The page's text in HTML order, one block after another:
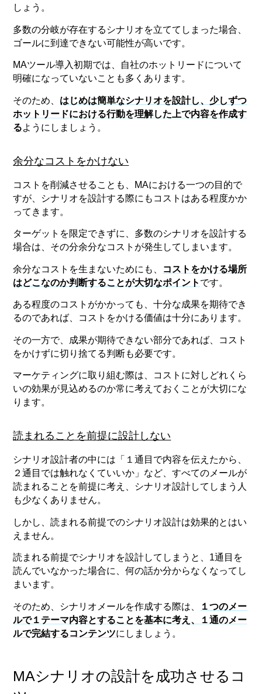
しょう。
多数の分岐が存在するシナリオを立ててしまった場合、
ゴールに到達できない可能性が高いです。
MAツール導入初期では、自社のホットリードについて
明確になっていないことも多くあります。
そのため、 はじめは簡単なシナリオを設計し、少しずつ
ホットリードにおける行動を理解した上で内容を作成す
るようにしましょう。
余分なコストをかけない
コストを削減させることも、MAにおける一つの目的で
すが、シナリオを設計する際にもコストはある程度かか
ってきます。
ターゲットを限定できずに、多数のシナリオを設計する
場合は、その分余分なコストが発生してしまいます。
余分なコストを生まないためにも、 コストをかける場所
はどこなのか判断することが大切なポイント です。
ある程度のコストがかかっても、十分な成果を期待でき
るのであれば、コストをかける価値は十分にあります。
その一方で、成果が期待できない部分であれば、コスト
をかけずに切り捨てる判断も必要です。
マーケティングに取り組む際は、コストに対しどれくら
いの効果が見込めるのか常に考えておくことが大切にな
ります。
読まれることを前提に設計しない
シナリオ設計者の中には「１通目で内容を伝えたから、
２通目では触れなくていいか」など、すべてのメールが
読まれることを前提に考え、シナリオ設計してしまう人
も少なくありません。
しかし、読まれる前提でのシナリオ設計は効果的とはい
えません。
読まれる前提でシナリオを設計してしまうと、1通目を
読んでいなかった場合に、何の話か分からなくなってし
まいます。
そのため、シナリオメールを作成する際は、
１つのメー
ルで１テーマ内容とすることを基本に考え、１通のメー
ルで完結するコンテンツにしましょう。
MAシナリオの設計を成功させるコ